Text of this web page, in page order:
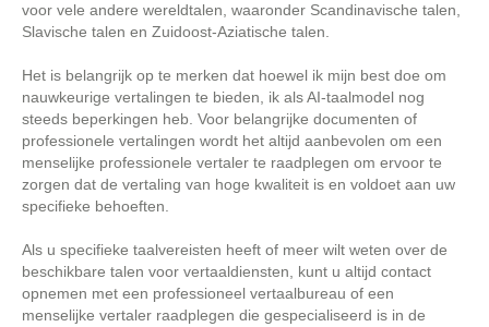
voor vele andere wereldtalen, waaronder Scandinavische talen,
Slavische talen en Zuidoost-Aziatische talen.
Het is belangrijk op te merken dat hoewel ik mijn best doe om
nauwkeurige vertalingen te bieden, ik als AI-taalmodel nog
steeds beperkingen heb. Voor belangrijke documenten of
professionele vertalingen wordt het altijd aanbevolen om een
menselijke professionele vertaler te raadplegen om ervoor te
zorgen dat de vertaling van hoge kwaliteit is en voldoet aan uw
specifieke behoeften.
Als u specifieke taalvereisten heeft of meer wilt weten over de
beschikbare talen voor vertaaldiensten, kunt u altijd contact
opnemen met een professioneel vertaalbureau of een
menselijke vertaler raadplegen die gespecialiseerd is in de